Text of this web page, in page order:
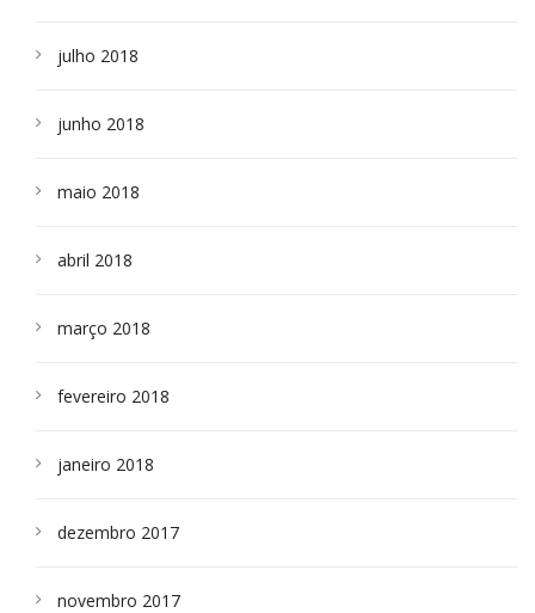
julho 2018
junho 2018
maio 2018
abril 2018
março 2018
fevereiro 2018
janeiro 2018
dezembro 2017
novembro 2017